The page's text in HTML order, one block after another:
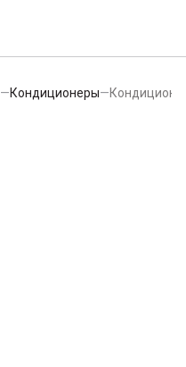
—Кондиционеры—